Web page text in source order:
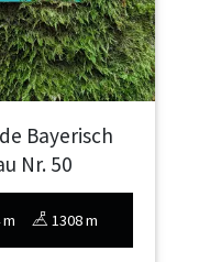
Bayerisch
Nr. 50
1308 m